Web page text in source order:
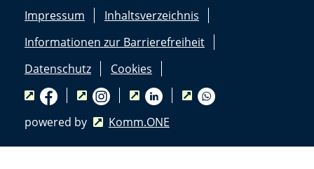
Impressum
Inhaltsverzeichnis
Informationen zur Barrierefreiheit
Datenschutz
Cookies
powered by Komm.ONE